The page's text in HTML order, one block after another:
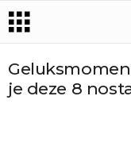
je deze 8